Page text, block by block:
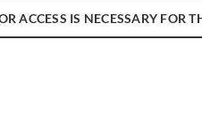
ACCESS IS NECESSARY FOR